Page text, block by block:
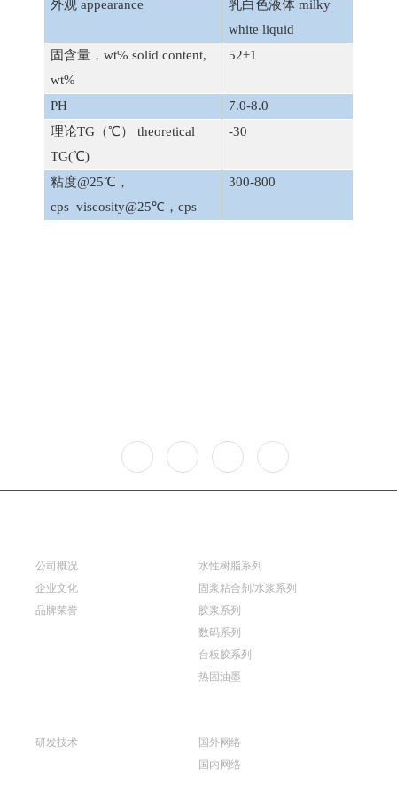
外观 appearance 乳白色液体 milky
white liquid
固含量，wt% solid content,
wt%
52±1
PH
7.0-8.0
理论TG（℃）
theoretical
TG(℃)
-30
粘度@25℃，
cps viscosity@25℃，cps
300-800
公司概况
企业文化
品牌荣誉
水性树脂系列
固浆粘合剂/水浆系列
胶浆系列
数码系列
台板胶系列
热固油墨
研发技术
国外网络
国内网络